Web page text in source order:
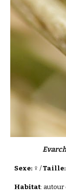
Sexe: ♀ /Taille:
Habitat: autour